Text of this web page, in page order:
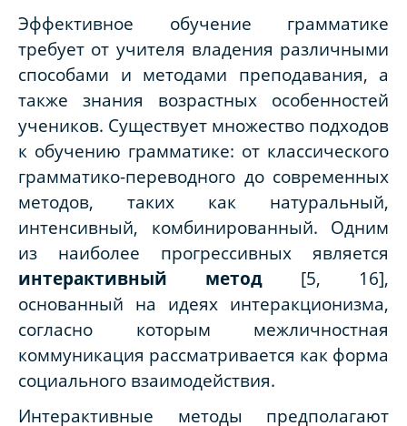
Эффективное обучение грамматике
требует от учителя владения различными
способами и методами преподавания, а
также знания возрастных особенностей
учеников. Существует множество подходов
к обучению грамматике: от классического
грамматико-переводного до современных
методов, таких как натуральный,
интенсивный, комбинированный. Одним
из наиболее прогрессивных является
интерактивный метод [5, 16],
основанный на идеях интеракционизма,
согласно которым межличностная
коммуникация рассматривается как форма
социального взаимодействия.
Интерактивные методы предполагают